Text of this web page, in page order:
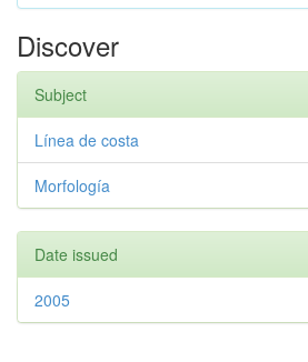
Discover
Subject
Línea de costa
Morfología
Date issued
2005